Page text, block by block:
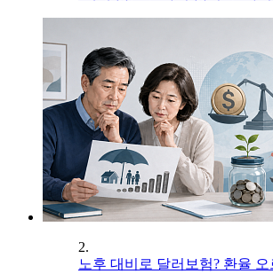
2.
노후 대비로 달러보험? 환율